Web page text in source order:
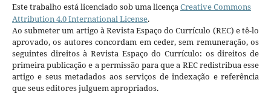
Este trabalho está licenciado sob uma licençaCreative Commons
Attribution 4.0 International License.
Ao submeter um artigo à Revista Espaço do Currículo (REC) e tê-lo
aprovado, os autores concordam em ceder, sem remuneração, os
seguintes direitos à Revista Espaço do Currículo: os direitos de
primeira publicação e a permissão para que a REC redistribua esse
artigo e seus metadados aos serviços de indexação e referência
que seus editores julguem apropriados.